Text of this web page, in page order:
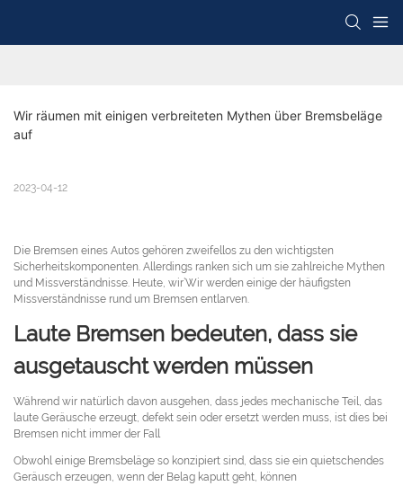
Wir räumen mit einigen verbreiteten Mythen über Bremsbeläge
auf
2023-04-12
Die Bremsen eines Autos gehören zweifellos zu den wichtigsten
Sicherheitskomponenten. Allerdings ranken sich um sie zahlreiche Mythen
und Missverständnisse. Heute, wir’Wir werden einige der häufigsten
Missverständnisse rund um Bremsen entlarven.
Laute Bremsen bedeuten, dass sie
ausgetauscht werden müssen
Während wir natürlich davon ausgehen, dass jedes mechanische Teil, das
laute Geräusche erzeugt, defekt sein oder ersetzt werden muss, ist dies bei
Bremsen nicht immer der Fall
Obwohl einige Bremsbeläge so konzipiert sind, dass sie ein quietschendes
Geräusch erzeugen, wenn der Belag kaputt geht, können